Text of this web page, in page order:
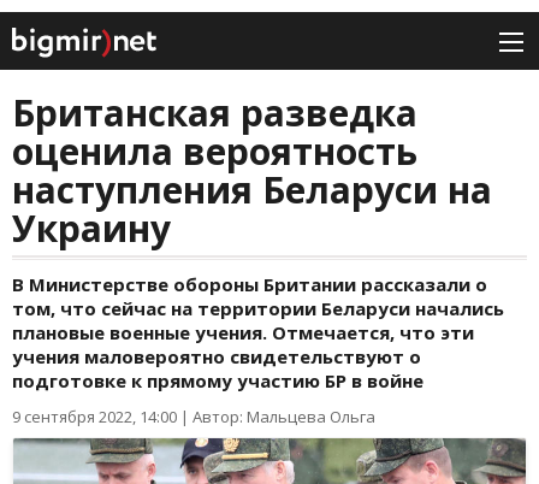
Британская разведка
оценила вероятность
наступления Беларуси на
Украину
В Министерстве обороны Британии рассказали о
том, что сейчас на территории Беларуси начались
плановые военные учения. Отмечается, что эти
учения маловероятно свидетельствуют о
подготовке к прямому участию БР в войне
9 сентября 2022, 14:00 | Автор: Мальцева Ольга